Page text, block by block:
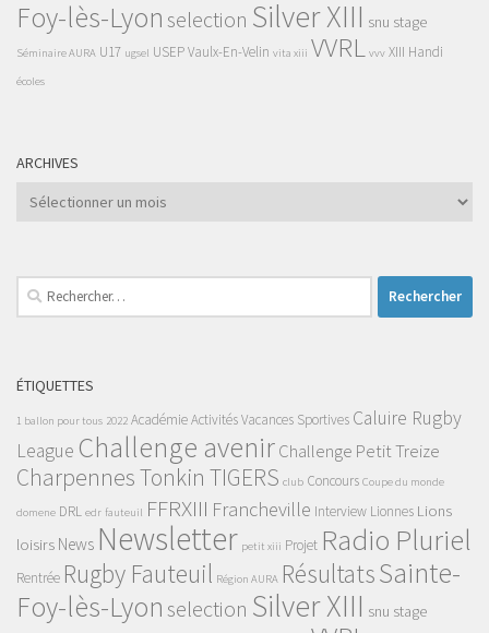
Foy-lès-Lyon selection Silver XIII snu stage
Séminaire AURA U17 ugsel USEPVaulx-En-Velin vita xiii VVRL vvv XIII Handi
écoles
ARCHIVES
Archives
Rechercher :
ÉTIQUETTES
1 ballon pour tous 2022 AcadémieActivités Vacances Sportives Caluire Rugby
League Challenge avenirChallenge Petit Treize
Charpennes Tonkin TIGERS club Concours Coupe du monde
domene DRL edr fauteuil FFRXIII Francheville Interview Lionnes Lions
loisirs News Newsletter petit xiii Projet Radio Pluriel
Rentrée Rugby Fauteuil Région AURA RésultatsSainte-
Foy-lès-Lyon selection Silver XIII snu stage